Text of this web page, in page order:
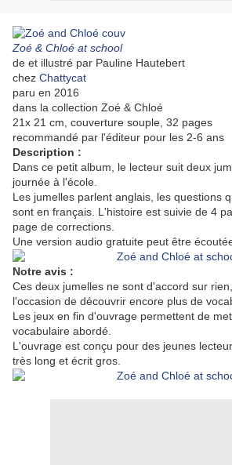
Zoé & Chloé at school
de et illustré par Pauline Hautebert
chez Chattycat
paru en 2016
dans la collection Zoé & Chloé
21x 21 cm, couverture souple, 32 pages
recommandé par l'éditeur pour les 2-6 ans
Description :
Dans ce petit album, le lecteur suit deux
journée à l'école.
Les jumelles parlent anglais, les questions
sont en français. L'histoire est suivie de 4
page de corrections.
Une version audio gratuite peut être
Notre avis :
Ces deux jumelles ne sont d'accord sur
l'occasion de découvrir encore plus de
Les jeux en fin d'ouvrage permettent de
vocabulaire abordé.
L'ouvrage est conçu pour des jeunes
très long et écrit gros.